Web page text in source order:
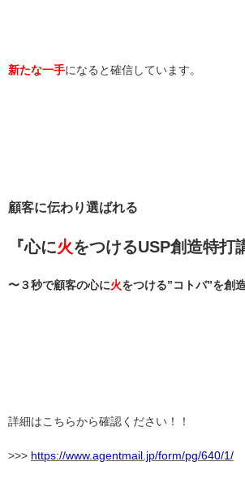
新たな一手になると確信しています。
顧客に伝わり選ばれる
『心に火をつけるUSP創造特打
〜３秒で顧客の心に火をつける”コトバ”を創
詳細はこちらから確認ください！！
>>> https://www.agentmail.jp/form/pg/640/1/